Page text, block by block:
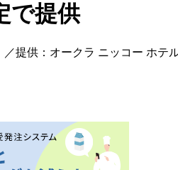
で提供
／提供：オークラ ニッコー ホテ